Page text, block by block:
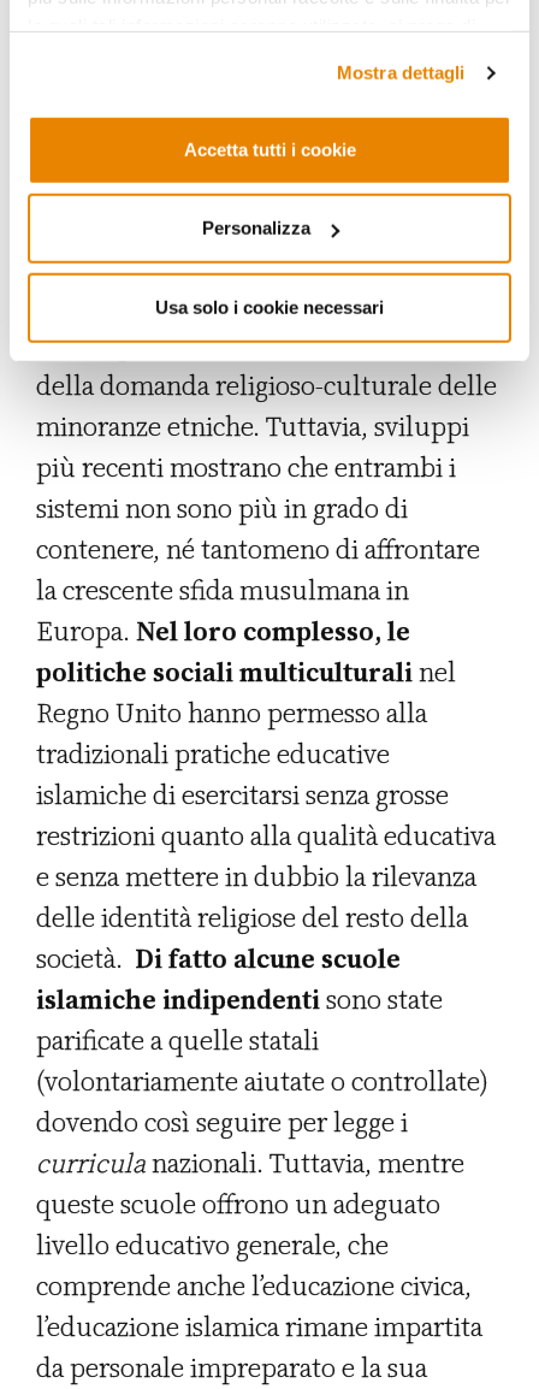
Mostra dettagli
Accetta tutti i cookie
Personalizza
Usa solo i cookie necessari
disuguaglianze economiche, la
discriminazione, la bassissima mobilità
unita alla crescente islamofobia, hanno
accresciuto questo senso di alienazione.
Il multiculturalismo britannico,
paragonato al più apertamente
assimilazionista modello francese,
risulta più conciliante nei confronti
della domanda religioso-culturale delle
minoranze etniche. Tuttavia, sviluppi
più recenti mostrano che entrambi i
sistemi non sono più in grado di
contenere, né tantomeno di affrontare
la crescente sfida musulmana in
Europa. Nel loro complesso, le
politiche sociali multiculturalinel
Regno Unito hanno permesso alla
tradizionali pratiche educative
islamiche di esercitarsi senza grosse
restrizioni quanto alla qualità educativa
e senza mettere in dubbio la rilevanza
delle identità religiose del resto della
società. Di fatto alcune scuole
islamiche indipendentisono state
parificate a quelle statali
(volontariamente aiutate o controllate)
dovendo così seguire per legge i
curriculanazionali. Tuttavia, mentre
queste scuole offrono un adeguato
livello educativo generale, che
comprende anche l’educazione civica,
l’educazione islamica rimane impartita
da personale impreparato e la sua